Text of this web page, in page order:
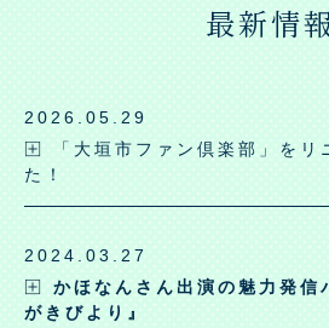
最新情
2026.05.29
「大垣市ファン倶楽部」をリ
た！
2024.03.27
かほなんさん出演の魅力発信
がきびより』